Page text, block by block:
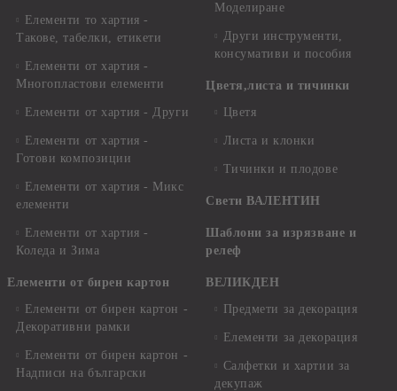
Елементи то хартия -
Такове, табелки, етикети
Елементи от хартия -
Многопластови елементи
Елементи от хартия - Други
Елементи от хартия -
Готови композиции
Елементи от хартия - Микс
елементи
Елементи от хартия -
Коледа и Зима
Елементи от бирен картон
Елементи от бирен картон -
Декоративни рамки
Елементи от бирен картон -
Надписи на български
Моделиране
Други инструменти,
консумативи и пособия
Цветя,листа и тичинки
Цветя
Листа и клонки
Тичинки и плодове
Свети ВАЛЕНТИН
Шаблони за изрязване и
релеф
ВЕЛИКДЕН
Предмети за декорация
Елементи за декорация
Салфетки и хартии за
декупаж